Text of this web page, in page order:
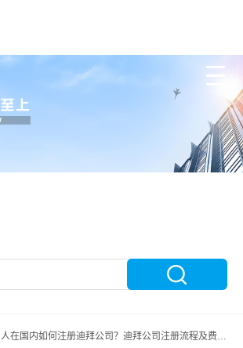
人在国内如何注册迪拜公司？迪拜公司注册流程及费用预估